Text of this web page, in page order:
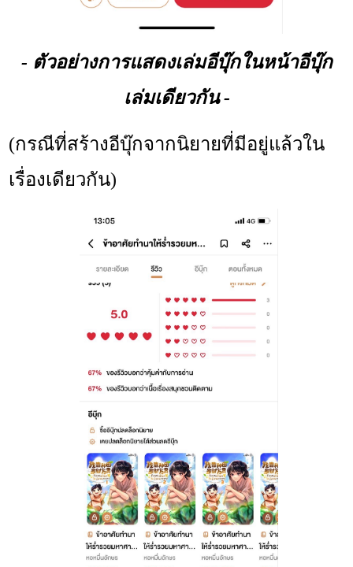
- ตัวอย่างการแสดงเล่มอีบุ๊กในหน้าอีบุ๊ก
เล่มเดียวกัน -
(กรณีที่สร้างอีบุ๊กจากนิยายที่มีอยู่แล้วใน
เรื่องเดียวกัน)